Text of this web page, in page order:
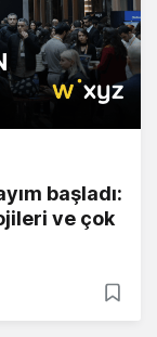
başladı:
ve çok